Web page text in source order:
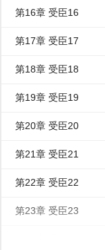
第16章 受臣16
第17章 受臣17
第18章 受臣18
第19章 受臣19
第20章 受臣20
第21章 受臣21
第22章 受臣22
第23章 受臣23